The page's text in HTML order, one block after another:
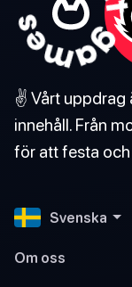
✌️ Vårt uppdrag
innehåll. Från
för att festa och
Svenska
Om oss